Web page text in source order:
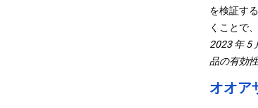
を検証す
くことで
2023 年 5
品の有効
オオア